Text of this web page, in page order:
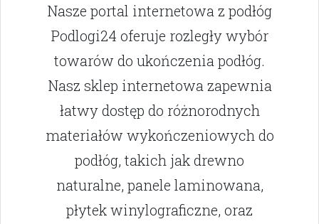
Nasze portal internetowa z podłóg
Podlogi24 oferuje rozległy wybór
towarów do ukończenia podłóg.
Nasz sklep internetowa zapewnia
łatwy dostęp do różnorodnych
materiałów wykończeniowych do
podłóg, takich jak drewno
naturalne, panele laminowana,
płytek winylograficzne, oraz